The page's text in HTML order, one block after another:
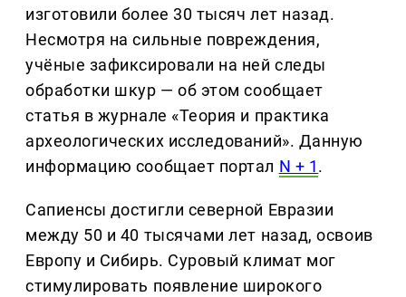
изготовили более 30 тысяч лет назад.
Несмотря на сильные повреждения,
учёные зафиксировали на ней следы
обработки шкур — об этом сообщает
статья в журнале «Теория и практика
археологических исследований». Данную
информацию сообщает портал N + 1.
Сапиенсы достигли северной Евразии
между 50 и 40 тысячами лет назад, освоив
Европу и Сибирь. Суровый климат мог
стимулировать появление широкого